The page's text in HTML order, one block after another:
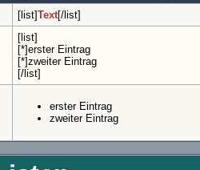
[list]Text[/list]
[list]
[*]erster Eintrag
[*]zweiter Eintrag
[/list]
erster Eintrag
zweiter Eintrag